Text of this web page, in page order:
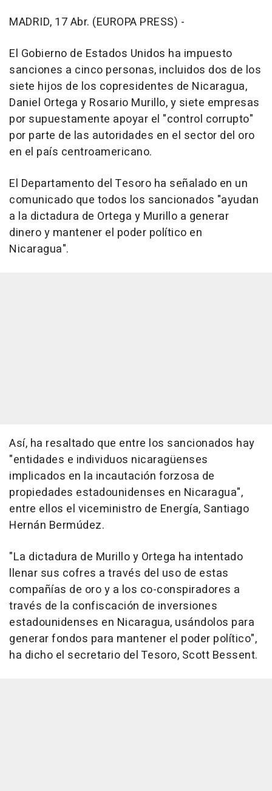
MADRID, 17 Abr. (EUROPA PRESS) -
El Gobierno de Estados Unidos ha impuesto
sanciones a cinco personas, incluidos dos de los
siete hijos de los copresidentes de Nicaragua,
Daniel Ortega y Rosario Murillo, y siete empresas
por supuestamente apoyar el "control corrupto"
por parte de las autoridades en el sector del oro
en el país centroamericano.
El Departamento del Tesoro ha señalado en un
comunicado que todos los sancionados "ayudan
a la dictadura de Ortega y Murillo a generar
dinero y mantener el poder político en
Nicaragua".
Así, ha resaltado que entre los sancionados hay
"entidades e individuos nicaragüenses
implicados en la incautación forzosa de
propiedades estadounidenses en Nicaragua",
entre ellos el viceministro de Energía, Santiago
Hernán Bermúdez.
"La dictadura de Murillo y Ortega ha intentado
llenar sus cofres a través del uso de estas
compañías de oro y a los co-conspiradores a
través de la confiscación de inversiones
estadounidenses en Nicaragua, usándolos para
generar fondos para mantener el poder político",
ha dicho el secretario del Tesoro, Scott Bessent.